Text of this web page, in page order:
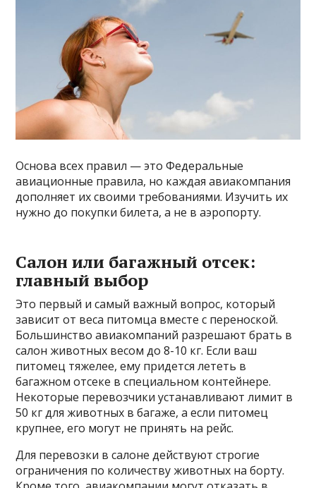
Основа всех правил — это Федеральные
авиационные правила, но каждая авиакомпания
дополняет их своими требованиями. Изучить их
нужно до покупки билета, а не в аэропорту.
Салон или багажный отсек:
главный выбор
Это первый и самый важный вопрос, который
зависит от веса питомца вместе с переноской.
Большинство авиакомпаний разрешают брать в
салон животных весом до 8-10 кг. Если ваш
питомец тяжелее, ему придется лететь в
багажном отсеке в специальном контейнере.
Некоторые перевозчики устанавливают лимит в
50 кг для животных в багаже, а если питомец
крупнее, его могут не принять на рейс.
Для перевозки в салоне действуют строгие
ограничения по количеству животных на борту.